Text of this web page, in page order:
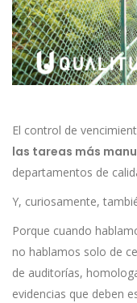
El control de
las tareas más
departamentos de
Y, curiosamente,
Porque cuando
no hablamos solo de
de auditorías,
evidencias que deben